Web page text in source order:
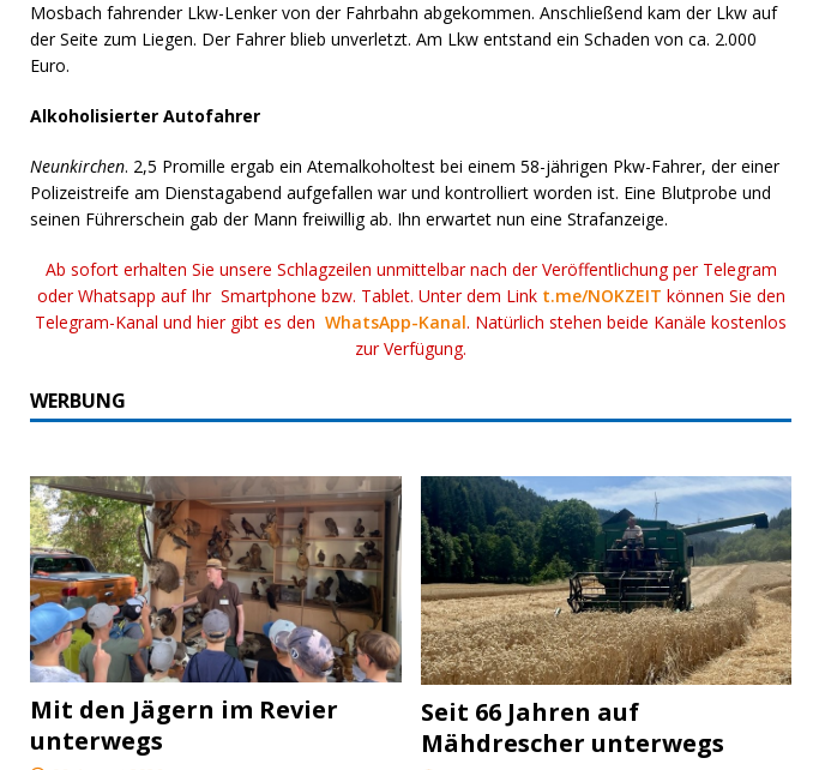
Mosbach fahrender Lkw-Lenker von der Fahrbahn abgekommen. Anschließend kam der Lkw auf
der Seite zum Liegen. Der Fahrer blieb unverletzt. Am Lkw entstand ein Schaden von ca. 2.000
Euro.
Alkoholisierter Autofahrer
Neunkirchen. 2,5 Promille ergab ein Atemalkoholtest bei einem 58-jährigen Pkw-Fahrer, der einer
Polizeistreife am Dienstagabend aufgefallen war und kontrolliert worden ist. Eine Blutprobe und
seinen Führerschein gab der Mann freiwillig ab. Ihn erwartet nun eine Strafanzeige.
Ab sofort erhalten Sie unsere Schlagzeilen unmittelbar nach der Veröffentlichung per Telegram
oder Whatsapp auf Ihr Smartphone bzw. Tablet. Unter dem Link t.me/NOKZEIT können Sie den
Telegram-Kanal und hier gibt es denWhatsApp-Kanal. Natürlich stehen beide Kanäle kostenlos
zur Verfügung.
WERBUNG
Mit den Jägern im Revier
unterwegs
Seit 66 Jahren auf
Mähdrescher unterwegs